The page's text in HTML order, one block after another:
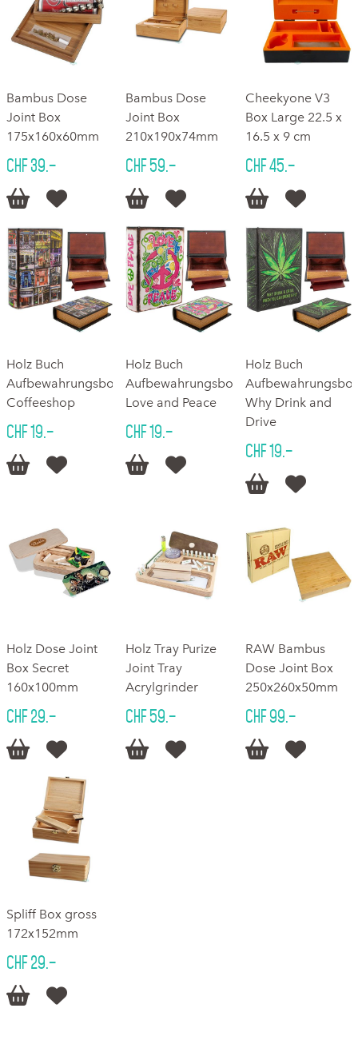
Bambus Dose
Joint Box
175x160x60mm
CHF 39.–
 
Bambus Dose
Joint Box
210x190x74mm
CHF 59.–
 
Cheekyone V3
Box Large 22.5 x
16.5 x 9 cm
CHF 45.–
 
Holz Buch
Aufbewahrungsbox
Coffeeshop
CHF 19.–
 
Holz Buch
Aufbewahrungsbox
Love and Peace
CHF 19.–
 
Holz Buch
Why Drink and
Drive
CHF 19.–
 
Holz Dose Joint
Box Secret
160x100mm
CHF 29.–
 
Holz Tray Purize
Joint Tray
Acrylgrinder
CHF 59.–
 
RAW Bambus
Dose Joint Box
250x260x50mm
CHF 99.–
 
Spliff Box gross
172x152mm
CHF 29.–
 